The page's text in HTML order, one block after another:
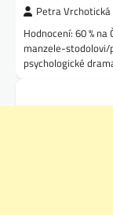
Petra Vrchotická
Hodnocení: 60 %
manzele-stodolovi/
psychologické